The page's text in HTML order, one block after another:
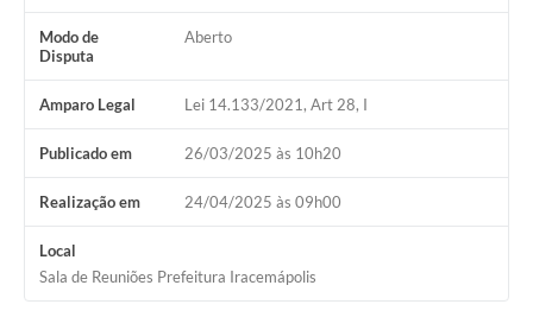
Modo de
Disputa
Aberto
Amparo Legal Lei 14.133/2021, Art 28, I
Publicado em 26/03/2025 às 10h20
Realização em 24/04/2025 às 09h00
Local
Sala de Reuniões Prefeitura Iracemápolis